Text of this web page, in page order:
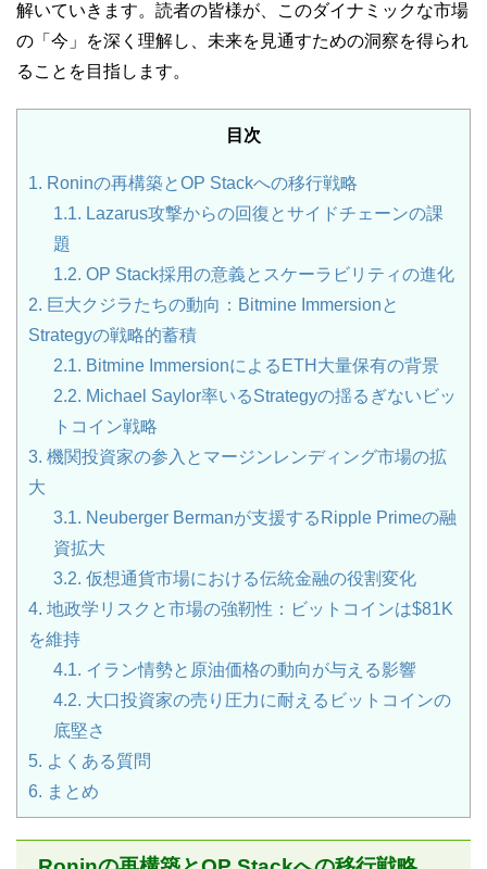
解いていきます。読者の皆様が、このダイナミックな市場
の「今」を深く理解し、未来を見通すための洞察を得られ
ることを目指します。
目次
1. Roninの再構築とOP Stackへの移行戦略
1.1. Lazarus攻撃からの回復とサイドチェーンの課
題
1.2. OP Stack採用の意義とスケーラビリティの進化
2. 巨大クジラたちの動向：Bitmine Immersionと
Strategyの戦略的蓄積
2.1. Bitmine ImmersionによるETH大量保有の背景
2.2. Michael Saylor率いるStrategyの揺るぎないビッ
トコイン戦略
3. 機関投資家の参入とマージンレンディング市場の拡
大
3.1. Neuberger Bermanが支援するRipple Primeの融
資拡大
3.2. 仮想通貨市場における伝統金融の役割変化
4. 地政学リスクと市場の強靭性：ビットコインは$81K
を維持
4.1. イラン情勢と原油価格の動向が与える影響
4.2. 大口投資家の売り圧力に耐えるビットコインの
底堅さ
5. よくある質問
6. まとめ